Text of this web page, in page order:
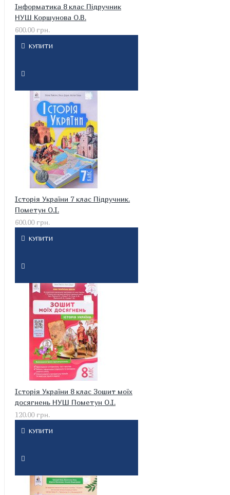
Інформатика 8 клас Підручник
НУШ Коршунова О.В.
600.00 грн.
КУПИТИ
Історія України 7 клас Підручник.
Пометун О.І.
600.00 грн.
КУПИТИ
Історія України 8 клас Зошит моїх
досягнень НУШ Пометун О.І.
120.00 грн.
КУПИТИ